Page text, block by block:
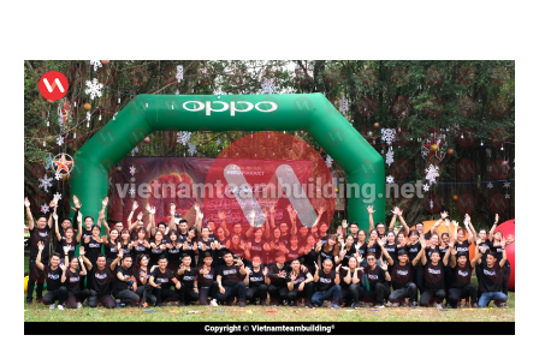
Tổ
Chức
Team
Building
Tại
TPHCM